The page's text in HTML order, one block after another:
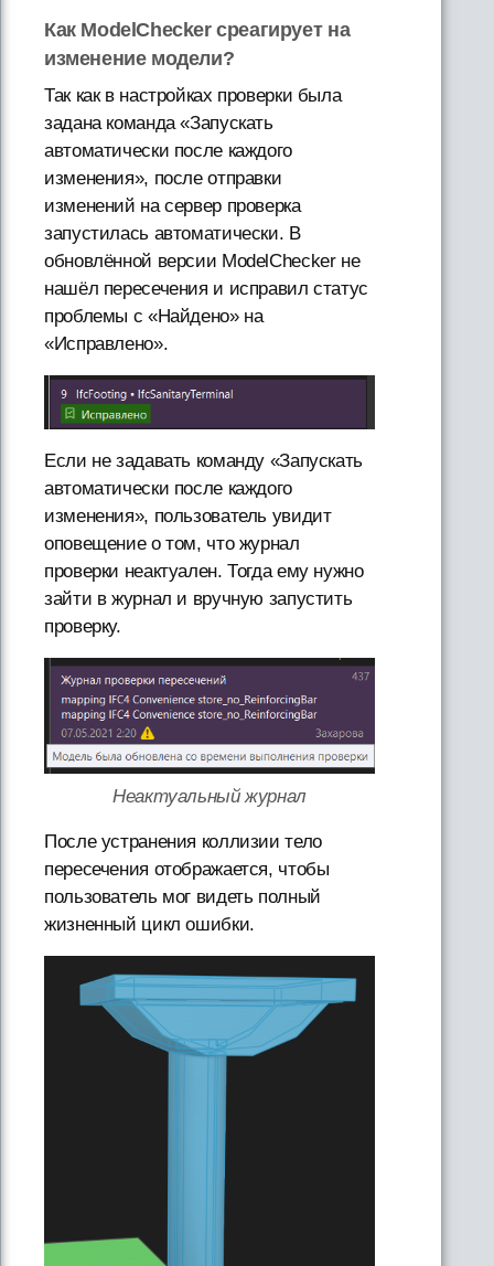
Как ModelChecker среагирует на
изменение модели?
Так как в настройках проверки была
задана команда «Запускать
автоматически после каждого
изменения», после отправки
изменений на сервер проверка
запустилась автоматически. В
обновлённой версии ModelChecker не
нашёл пересечения и исправил статус
проблемы с «Найдено» на
«Исправлено».
Если не задавать команду «Запускать
автоматически после каждого
изменения», пользователь увидит
оповещение о том, что журнал
проверки неактуален. Тогда ему нужно
зайти в журнал и вручную запустить
проверку.
Неактуальный журнал
После устранения коллизии тело
пересечения отображается, чтобы
пользователь мог видеть полный
жизненный цикл ошибки.